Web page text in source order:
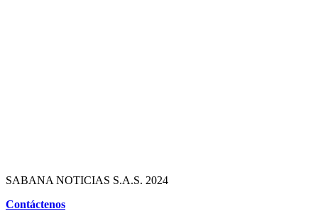
SABANA NOTICIAS S.A.S. 2024
Contáctenos